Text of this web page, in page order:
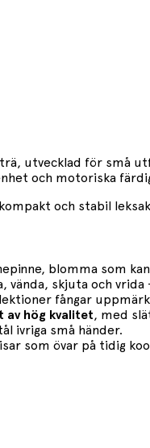
utvecklad för små
och motoriska
och stabil
blomma som
skjuta och
fångar
av hög kvalitet, med
ivriga små händer.
som övar på tidig